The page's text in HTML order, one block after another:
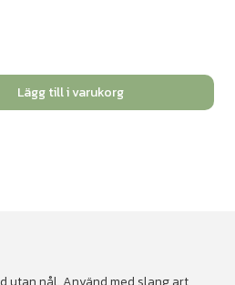
Lägg till i varukorg